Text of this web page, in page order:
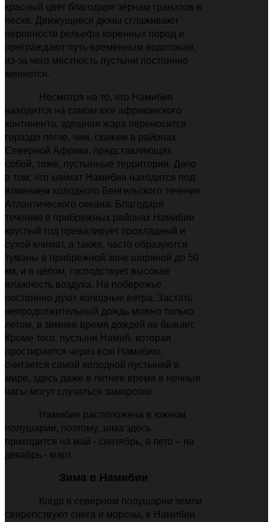
красный цвет благодаря зёрнам гранатов в
песке. Движущиеся дюны сглаживают
неровности рельефа коренных пород и
преграждают путь временным водотокам,
из-за чего местность пустыни постоянно
меняется.
Несмотря на то, что Намибия
находится на самом юге африканского
континента, здешняя жара переносится
гораздо легче, чем, скажем в районах
Северной Африки, представляющих
собой, тоже, пустынные территории. Дело
в том, что климат Намибии находится под
влиянием холодного Бенгельского течения
Атлантического океана. Благодаря
течению в прибрежных районах Намибии
круглый год превалирует прохладный и
сухой климат, а также, часто образуются
туманы в прибрежной зоне шириной до 50
км, и в целом, господствует высокая
влажность воздуха. На побережье
постоянно дуют холодные ветра. Застать
непродолжительный дождь можно только
летом, в зимнее время дождей не бывает.
Кроме того, пустыня Намиб, которая
простирается через всю Намибию,
считается самой холодной пустыней в
мире, здесь даже в летнее время в ночные
часы могут случаться заморозки.
Намибия расположена в южном
полушарии, поэтому, зима здесь
приходится на май - сентябрь, а лето – на
декабрь - март.
Зима в Намибии
Когда в северном полушарии земли
свирепствуют снега и морозы, в Намибии